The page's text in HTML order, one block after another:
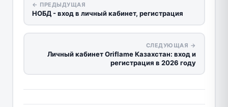
← ПРЕДЫДУЩАЯ
НОБД - вход в личный кабинет, регистрация
СЛЕДУЮЩАЯ →
Личный кабинет Oriflame Казахстан: вход и
регистрация в 2026 году